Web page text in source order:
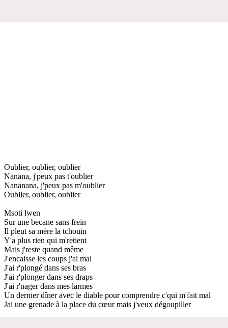
Oublier, oublier, oublier
Nanana, j'peux pas t'oublier
Nananana, j'peux pas m'oublier
Oublier, oublier, oublier
Msoti lwen
Sur une becane sans frein
Il pleut sa mère la tchouin
Y'a plus rien qui m'retient
Mais j'reste quand même
J'encaisse les coups j'ai mal
J'ai r'plongé dans ses bras
J'ai r'plonger dans ses draps
J'ai r'nager dans mes larmes
Un dernier dîner avec le diable pour comprendre c'qui m'fait mal
Jai une grenade à la place du cœur mais j'veux dégoupiller